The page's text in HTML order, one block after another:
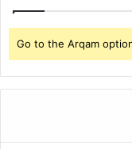
Go to the Arqam